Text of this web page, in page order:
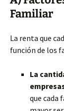
Familiar
La renta que
función de los
La
que cada